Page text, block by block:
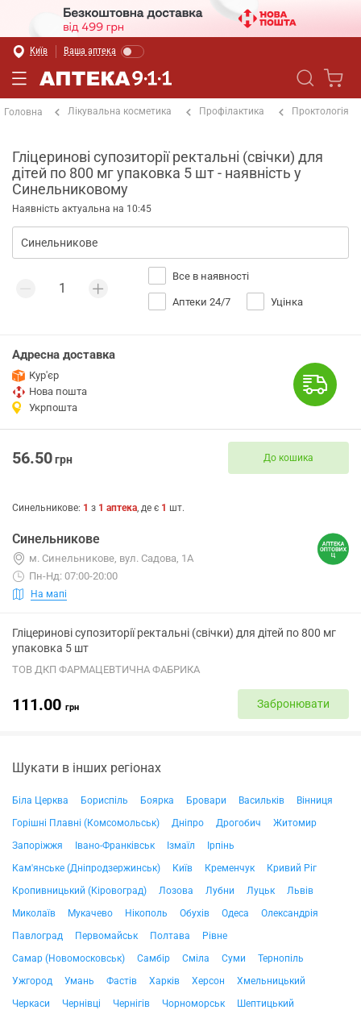
Київ Ваша аптека
Головна Лікувальна косметика Профілактика Проктологія
Гліцеринові супозиторії ректальні (свічки) для
дітей по 800 мг упаковка 5 шт - наявність у
Синельниковому
Наявність актуальна на 10:45
Все в наявності
Аптеки 24/7 Уцінка
Адресна доставка
Кур'єр
Нова пошта
Укрпошта
56.50грн До кошика
Синельникове: 1 з 1 аптека, де є 1 шт.
Синельникове
м. Синельникове, вул. Садова, 1А
Пн-Нд: 07:00-20:00
На мапі
Гліцеринові супозиторії ректальні (свічки) для дітей по 800 мг
упаковка 5 шт
ТОВ ДКП ФАРМАЦЕВТИЧНА ФАБРИКА
111.00 грн Забронювати
Шукати в інших регіонах
Біла Церква Бориспіль Боярка Бровари Васильків
Вінниця
Горішні Плавні (Комсомольськ)
Дніпро Дрогобич
Житомир
Запоріжжя
Івано-Франківськ Ізмаїл
Ірпінь
Кам'янське (Дніпродзержинськ)
Київ Кременчук
Кривий Ріг
Кропивницький (Кіровоград)
Лозова Лубни Луцьк
Львів
Миколаїв
Мукачево Нікополь Обухів Одеса
Олександрія
Павлоград
Первомайськ Полтава
Рівне
Самар (Новомосковськ)
Самбір Сміла Суми
Тернопіль
Ужгород
Умань Фастів Харків Херсон
Хмельницький
Черкаси
Чернівці Чернігів Чорноморськ Шептицький